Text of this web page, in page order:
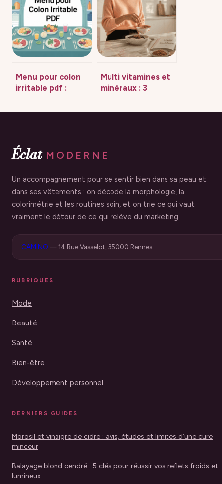
et précautions
utiliser
Menu pour colon
irritable pdf :
et conseils clés
Multi vitamines et
minéraux : 3
sélection pour
carences
Éclat MODERNE
Un accompagnement pour se sentir bien dans sa peau et
dans ses vêtements : on décode la morphologie, la
colorimétrie et les routines soin, et on trie ce qui vaut
vraiment le détour de ce qui relève du marketing.
CAMINO —14 Rue Vasselot, 35000 Rennes
RUBRIQUES
Mode
Beauté
Santé
Bien-être
Développement personnel
DERNIERS GUIDES
Morosil et vinaigre de cidre : avis, études et limites d’une cure
minceur
Balayage blond cendré : 5 clés pour réussir vos reflets froids et
lumineux